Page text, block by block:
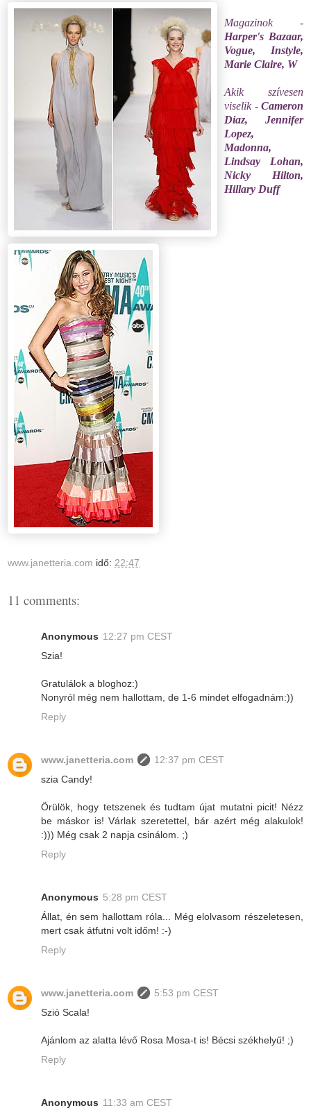
Magazinok -
Harper's Bazaar,
Vogue, Instyle,
Marie Claire, W
Akik szívesen
viselik - Cameron
Diaz, Jennifer
Lopez,
Madonna,
Lindsay Lohan,
Nicky Hilton,
Hillary Duff
www.janetteria.com idő: 22:47
11 comments:
Anonymous 12:27 pm CEST
Szia!
Gratulálok a bloghoz:)
Nonyról még nem hallottam, de 1-6 mindet elfogadnám:))
Reply
www.janetteria.com
12:37 pm CEST
szia Candy!
Örülök, hogy tetszenek és tudtam újat mutatni picit! Nézz
be máskor is! Várlak szeretettel, bár azért még alakulok!
:))) Még csak 2 napja csinálom. ;)
Reply
Anonymous 5:28 pm CEST
Állat, én sem hallottam róla... Még elolvasom részeletesen,
mert csak átfutni volt időm! :-)
Reply
www.janetteria.com
5:53 pm CEST
Szió Scala!
Ajánlom az alatta lévő Rosa Mosa-t is! Bécsi székhelyű! ;)
Reply
Anonymous 11:33 am CEST